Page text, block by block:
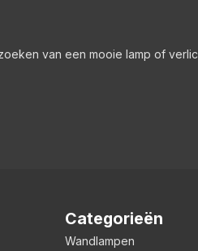
van een mooie lamp of
Categorieën
Wandlampen